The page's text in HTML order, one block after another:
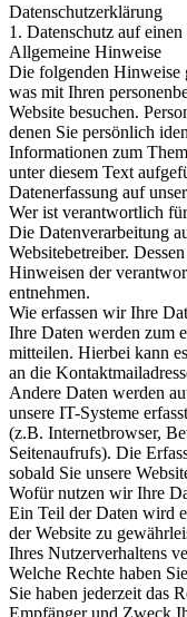
Datenschutzerklärung
1. Datenschutz auf
Allgemeine Hinweise
Die folgenden Hinweise
was mit Ihren
Website besuchen.
denen Sie persönlich
Informationen zum
unter diesem Text
Datenerfassung auf
Wer ist verantwortlich
Die Datenverarbeitung
Websitebetreiber.
Hinweisen der
entnehmen.
Wie erfassen wir Ihre
Ihre Daten werden zum
mitteilen. Hierbei kann
an die
Andere Daten werden
unsere IT-Systeme
(z.B. Internetbrowser,
Seitenaufrufs). Die
sobald Sie unsere
Wofür nutzen wir Ihre
Ein Teil der Daten wird
der Website zu
Ihres Nutzerverhaltens
Welche Rechte haben
Sie haben jederzeit das
Empfänger und Zweck